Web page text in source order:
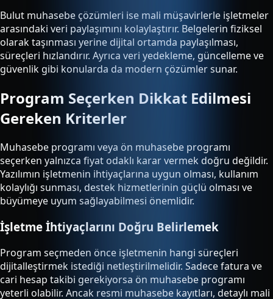
Bulut muhasebe çözümleri ise mali müşavirlerle işletmeler
arasındaki veri paylaşımını kolaylaştırır. Belgelerin fiziksel
olarak taşınması yerine dijital ortamda paylaşılması,
süreçleri hızlandırır. Ayrıca veri yedekleme, güncelleme ve
güvenlik gibi konularda da modern çözümler sunar.
Program Seçerken Dikkat Edilmesi
Gereken Kriterler
Muhasebe programı veya ön muhasebe programı
seçerken yalnızca fiyat odaklı karar vermek doğru değildir.
Yazılımın işletmenin ihtiyaçlarına uygun olması, kullanım
kolaylığı sunması, destek hizmetlerinin güçlü olması ve
büyümeye uyum sağlayabilmesi önemlidir.
İşletme İhtiyaçlarını Doğru Belirlemek
Program seçmeden önce işletmenin hangi süreçleri
dijitalleştirmek istediği netleştirilmelidir. Sadece fatura ve
cari hesap takibi gerekiyorsa ön muhasebe programı
yeterli olabilir. Ancak resmi muhasebe kayıtları, detaylı mali